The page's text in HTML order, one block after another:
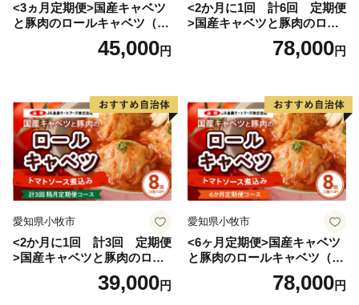
たいところですが、たくさんある魅力を伝えきることは
難しく、
ふるさと納税返礼品をとおして、より具体的に宍粟の魅
<3ヵ月定期便>国産キャベツ
と豚肉のロールキャベツ（6P
45,000円
<2か月に1回 計6回 定期便
>国産キャベツと豚肉のロー
ルキャベツ（4P入り）
78,000円
愛知県小牧市
<2か月に1回 計3回 定期便
>国産キャベツと豚肉のロー
ルキャベツ（4P入り）
39,000円
愛知県小牧市
<6ヶ月定期便>国産キャベツ
と豚肉のロールキャベツ（4P
78,000円